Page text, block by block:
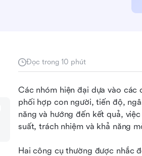
Đọc trong 10 phút
Các nhóm hiện đại dựa vào
phối hợp con người, tiến độ,
năng và hướng đến kết quả,
suất, trách nhiệm và khả năng
Hai công cụ thường được nhắc